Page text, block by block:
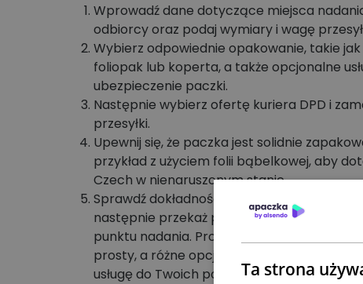
Wprowadź dane dotyczące miejsca
odbiorcy oraz podaj wymiary i wagę
Wybierz odpowiednie opakowanie, takie
foliopak lub koperta, a także opcjonalne
ubezpieczenie paczki.
Następnie wybierz ofertę kuriera DPD i
przesyłki.
Upewnij się, że paczka jest solidnie
przykład z użyciem folii bąbelkowej, aby
Czech w nienaruszonym stanie.
Sprawdź dokładność danych na liście
następnie przekaż paczkę kurierowi lub
punktu nadania. Proces wysyłki paczki do
prosty, a różne opcje dostawy pozwalają
usługę do Twoich potrzeb.Ta strona